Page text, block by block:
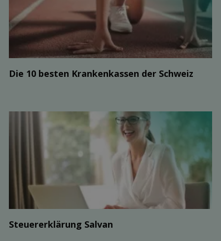
Die 10 besten Kranken­kassen der Schweiz
Steuer­erklärung Salvan